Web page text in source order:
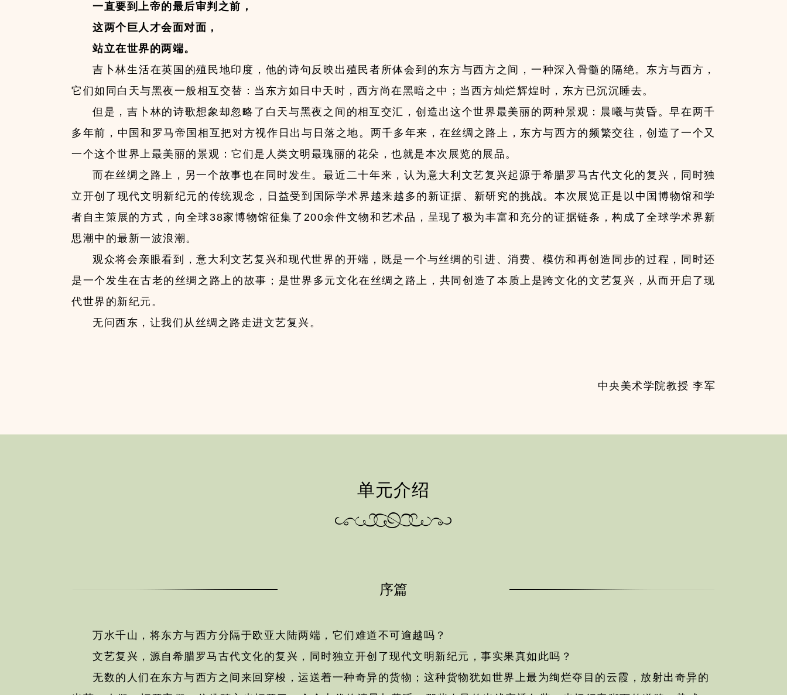
一直要到上帝的最后审判之前，
这两个巨人才会面对面，
站立在世界的两端。
吉卜林生活在英国的殖民地印度，他的诗句反映出殖民者所体会到的东方与西方之间，一种深入骨髓的隔绝。东方与西方，
它们如同白天与黑夜一般相互交替：当东方如日中天时，西方尚在黑暗之中；当西方灿烂辉煌时，东方已沉沉睡去。
但是，吉卜林的诗歌想象却忽略了白天与黑夜之间的相互交汇，创造出这个世界最美丽的两种景观：晨曦与黄昏。早在两千
多年前，中国和罗马帝国相互把对方视作日出与日落之地。两千多年来，在丝绸之路上，东方与西方的频繁交往，创造了一个又
一个这个世界上最美丽的景观：它们是人类文明最瑰丽的花朵，也就是本次展览的展品。
而在丝绸之路上，另一个故事也在同时发生。最近二十年来，认为意大利文艺复兴起源于希腊罗马古代文化的复兴，同时独
立开创了现代文明新纪元的传统观念，日益受到国际学术界越来越多的新证据、新研究的挑战。本次展览正是以中国博物馆和学
者自主策展的方式，向全球38家博物馆征集了200余件文物和艺术品，呈现了极为丰富和充分的证据链条，构成了全球学术界新
思潮中的最新一波浪潮。
观众将会亲眼看到，意大利文艺复兴和现代世界的开端，既是一个与丝绸的引进、消费、模仿和再创造同步的过程，同时还
是一个发生在古老的丝绸之路上的故事；是世界多元文化在丝绸之路上，共同创造了本质上是跨文化的文艺复兴，从而开启了现
代世界的新纪元。
无问西东，让我们从丝绸之路走进文艺复兴。
中央美术学院教授 李军
单元介绍
序篇
万水千山，将东方与西方分隔于欧亚大陆两端，它们难道不可逾越吗？
文艺复兴，源自希腊罗马古代文化的复兴，同时独立开创了现代文明新纪元，事实果真如此吗？
无数的人们在东方与西方之间来回穿梭，运送着一种奇异的货物；这种货物犹如世界上最为绚烂夺目的云霞，放射出奇异的